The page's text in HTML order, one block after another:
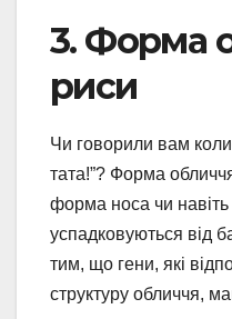
3. Форма
риси
Чи говорили вам
тата!”? Форма
форма носа чи
успадковуються від
тим, що гени, які
структуру обличчя,